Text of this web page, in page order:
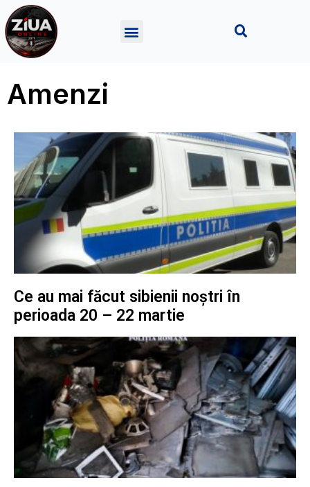
Amenzi
Ce au mai făcut sibienii noștri în
perioada 20 – 22 martie